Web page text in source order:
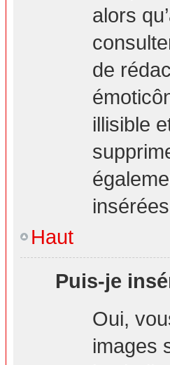
alors
de
illisible
Haut
Puis-je
Oui,
images